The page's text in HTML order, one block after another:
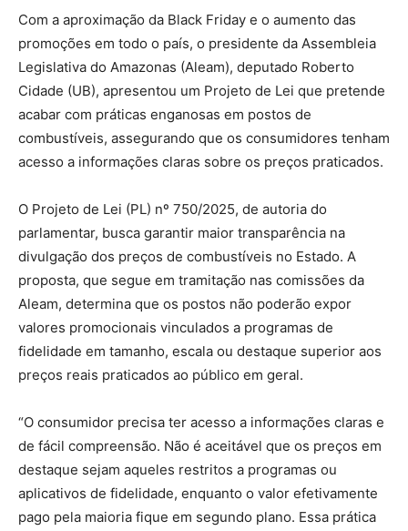
Com a aproximação da Black Friday e o aumento das
promoções em todo o país, o presidente da Assembleia
Legislativa do Amazonas (Aleam), deputado Roberto
Cidade (UB), apresentou um Projeto de Lei que pretende
acabar com práticas enganosas em postos de
combustíveis, assegurando que os consumidores tenham
acesso a informações claras sobre os preços praticados.
O Projeto de Lei (PL) nº 750/2025, de autoria do
parlamentar, busca garantir maior transparência na
divulgação dos preços de combustíveis no Estado. A
proposta, que segue em tramitação nas comissões da
Aleam, determina que os postos não poderão expor
valores promocionais vinculados a programas de
fidelidade em tamanho, escala ou destaque superior aos
preços reais praticados ao público em geral.
“O consumidor precisa ter acesso a informações claras e
de fácil compreensão. Não é aceitável que os preços em
destaque sejam aqueles restritos a programas ou
aplicativos de fidelidade, enquanto o valor efetivamente
pago pela maioria fique em segundo plano. Essa prática